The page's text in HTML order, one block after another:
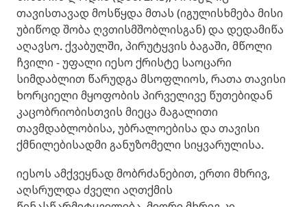
თავისთავად მოსწყდა მთას (იგულისხმება მისი
უბიწოდ შობა ღვთისმშობლისგან) და დედამიწა
აღავსო. ქვაბულში, პირუტყვის ბაგაში, მწოლი
ჩვილი - უფალი იესო ქრისტე საოცარი
სიმდაბლით წარუდგა მსოფლიოს, რათა თავისი
ხორციელი მყოფობის პირველივე წუთებიდან
კაცობრიობისთვის მიეცა მაგალითი
თავმდაბლობისა, უბრალოებისა და თავისი
ქმნილებისადმი განუზომელი სიყვარულისა.
იესოს ამქვეყნად მობრძანებით, ერთი მხრივ,
აღსრულდა ძველი აღთქმის